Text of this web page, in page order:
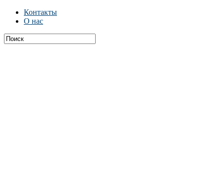
Контакты
О нас